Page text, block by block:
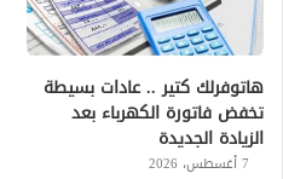
هاتوفرلك كتير .. عادات بسيطة
تخفض فاتورة الكهرباء بعد
الزيادة الجديدة
7 أغسطس، 2026